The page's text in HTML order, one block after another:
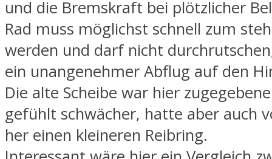
und die Bremskraft bei plötzlicher
Rad muss möglichst schnell zum
werden und darf nicht
ein unangenehmer Abflug auf den
Die alte Scheibe war hier
gefühlt schwächer, hatte aber auch
her einen kleineren Reibring.